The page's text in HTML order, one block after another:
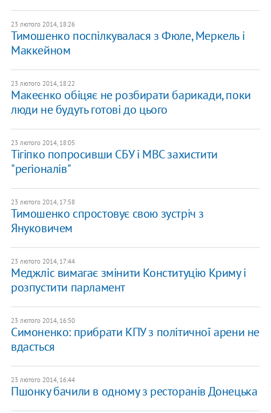
23 лютого 2014, 18:26
Тимошенко поспілкувалася з Фюле, Меркель і
Маккейном
23 лютого 2014, 18:22
Макеєнко обіцяє не розбирати барикади, поки
люди не будуть готові до цього
23 лютого 2014, 18:05
Тігіпко попросивши СБУ і МВС захистити
"регіоналів"
23 лютого 2014, 17:58
Тимошенко спростовує свою зустріч з
Януковичем
23 лютого 2014, 17:44
Меджліс вимагає змінити Конституцію Криму і
розпустити парламент
23 лютого 2014, 16:50
Симоненко: прибрати КПУ з політичної арени не
вдасться
23 лютого 2014, 16:44
Пшонку бачили в одному з ресторанів Донецька